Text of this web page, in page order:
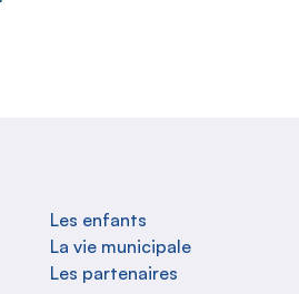
Les enfants
La vie municipale
Les partenaires